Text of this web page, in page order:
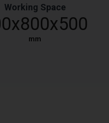
Working Space
mm